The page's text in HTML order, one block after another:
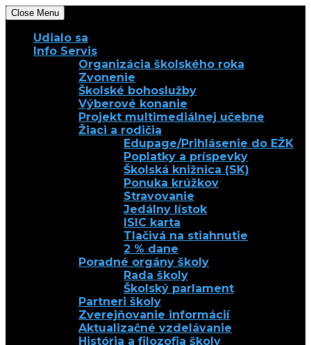
Close Menu
Udialo sa
Info Servis
Organizácia školského roka
Zvonenie
Školské bohoslužby
Výberové konanie
Projekt multimediálnej učebne
Žiaci a rodičia
Edupage/Prihlásenie do EŽK
Poplatky a príspevky
Školská knižnica (SK)
Ponuka krúžkov
Stravovanie
Jedálny lístok
ISIC karta
Tlačivá na stiahnutie
2 % dane
Poradné orgány školy
Rada školy
Školský parlament
Partneri školy
Zverejňovanie informácií
Aktualizačné vzdelávanie
História a filozofia školy